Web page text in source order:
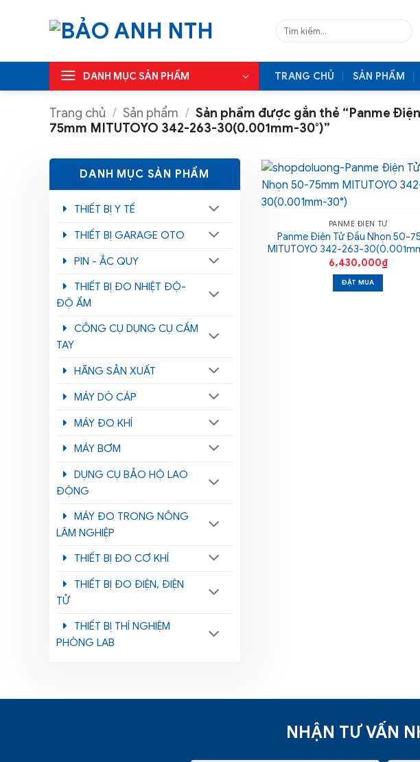
dung
Tìm
kiếm:
DANH MỤC SẢN PHẨM TRANG CHỦ SẢN PHẨM
Trang chủ / Sản phẩm / Sản phẩm được gắn thẻ “Panme
75mm MITUTOYO 342-263-30(0.001mm-30°)”
DANH MỤC SẢN PHẨM
THIẾT BỊ Y TẾ
THIẾT BỊ GARAGE OTO
PIN - ẮC QUY
THIẾT BỊ ĐO NHIỆT ĐỘ-
ĐỘ ẨM
CÔNG CỤ DỤNG CỤ CẦM
TAY
HÃNG SẢN XUẤT
MÁY DÒ CÁP
MÁY ĐO KHÍ
MÁY BƠM
DỤNG CỤ BẢO HỘ LAO
ĐỘNG
MÁY ĐO TRONG NÔNG
LÂM NGHIỆP
THIẾT BỊ ĐO CƠ KHÍ
THIẾT BỊ ĐO ĐIỆN, ĐIỆN
TỬ
THIẾT BỊ THÍ NGHIỆM
PHÒNG LAB
PANME ĐIỆN TỬ
Panme Điện Tử Đầu Nhọn 50-
MITUTOYO 342-263-
6,430,000₫
ĐẶT MUA
NHẬN TƯ VẤN